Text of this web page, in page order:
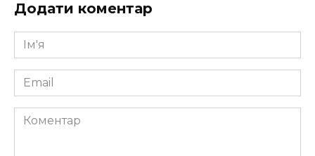
Додати коментар
Ім'я
*
Email
*
Коментар